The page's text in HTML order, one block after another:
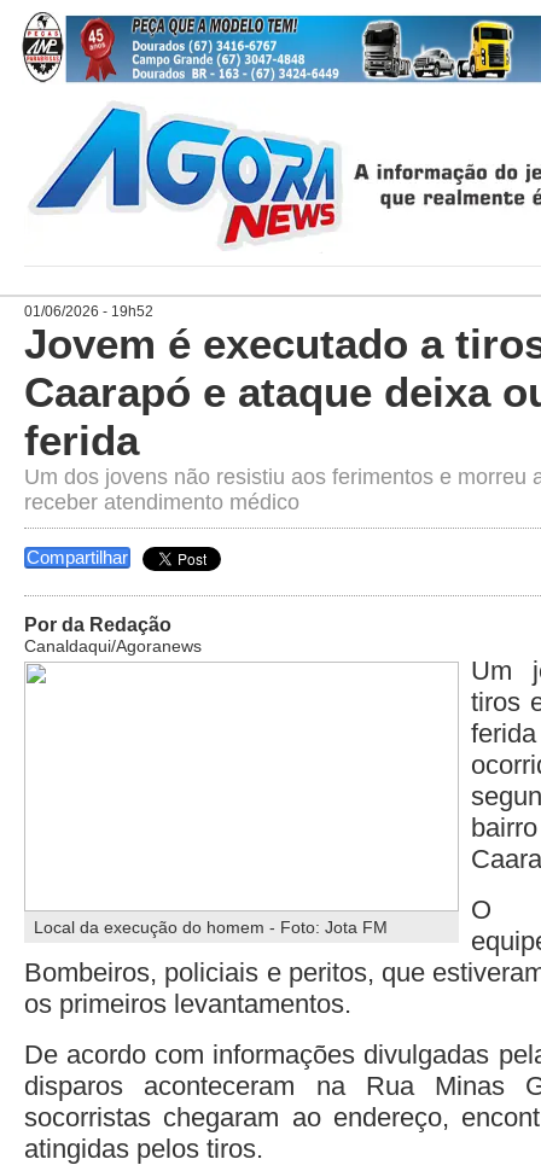
01/06/2026 - 19h52
Jovem é executado a
Caarapó e ataque deixa
ferida
Um dos jovens não resistiu aos ferimentos e morreu
receber atendimento médico
Compartilhar
Por da Redação
Canaldaqui/Agoranews
Local da execução do homem - Foto: Jota FM
Um
tiros
O
Bombeiros, policiais e peritos, que
os primeiros levantamentos.
De acordo com informações divulgadas
disparos aconteceram na Rua Minas
socorristas chegaram ao endereço,
atingidas pelos tiros.